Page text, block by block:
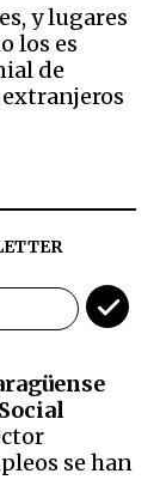
y lugares
los es
de
se han